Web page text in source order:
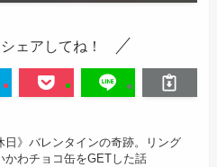
ェアしてね！
日》バレンタインの奇跡。リング
かわチョコ缶をGETした話